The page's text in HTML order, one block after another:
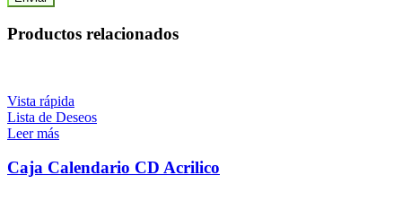
Productos relacionados
Vista rápida
Lista de Deseos
Leer más
Caja Calendario CD Acrilico